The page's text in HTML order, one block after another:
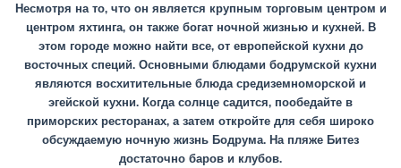
Несмотря на то, что он является крупным торговым центром и
центром яхтинга, он также богат ночной жизнью и кухней. В
этом городе можно найти все, от европейской кухни до
восточных специй. Основными блюдами бодрумской кухни
являются восхитительные блюда средиземноморской и
эгейской кухни. Когда солнце садится, пообедайте в
приморских ресторанах, а затем откройте для себя широко
обсуждаемую ночную жизнь Бодрума. На пляже Битез
достаточно баров и клубов.